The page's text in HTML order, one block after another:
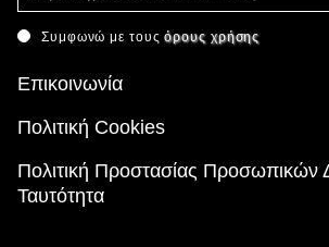
Συμφωνώ με τουςόρους χρήσης
Επικοινωνία
Πολιτική Cookies
Πολιτική Προστασίας Προσωπικών
Ταυτότητα